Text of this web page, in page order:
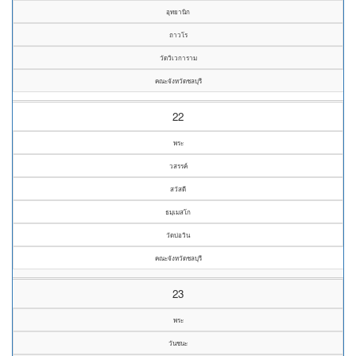
อุทยานิก
ถาวโร
วัดวิเวการาม
คณะจังหวัดชลบุรี
22
พระ
วสรรค์
สวัสดี
ธมฺเมสโก
วัดบ่อวิน
คณะจังหวัดชลบุรี
23
พระ
วันชนะ